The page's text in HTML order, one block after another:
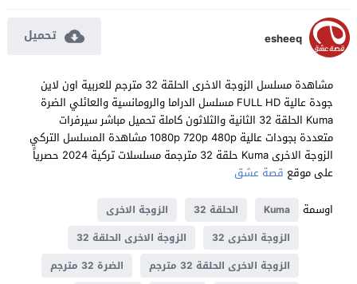
esheeq تحميل
مشاهدة مسلسل الزوجة الاخرى الحلقة 32 مترجم للعربية اون لاين
جودة عالية FULL HD مسلسل الدراما والرومانسية والعائلي الضرة
Kuma الحلقة 32 الثانية والثلاثون كاملة تحميل مباشر سيرفرات
متعددة بجودات عالية 1080p 720p 480p مشاهدة المسلسل التركي
الزوجة الاخرى Kuma حلقة 32 مترجمة مسلسلات تركية 2024 حصرياً
على موقع قصة عشق
اوسمة
Kuma الحلقة 32
الزوجة الاخرى
الزوجة الاخرى 32
الزوجة الاخرى الحلقة 32
الزوجة الاخرى الحلقة 32 مترجم
الضرة 32 مترجم